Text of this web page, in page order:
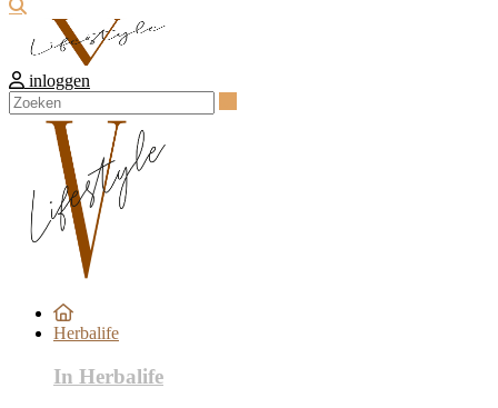
inloggen
Herbalife
In Herbalife